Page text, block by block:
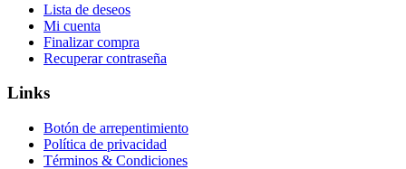
Lista de deseos
Mi cuenta
Finalizar compra
Recuperar contraseña
Links
Botón de arrepentimiento
Política de privacidad
Términos & Condiciones